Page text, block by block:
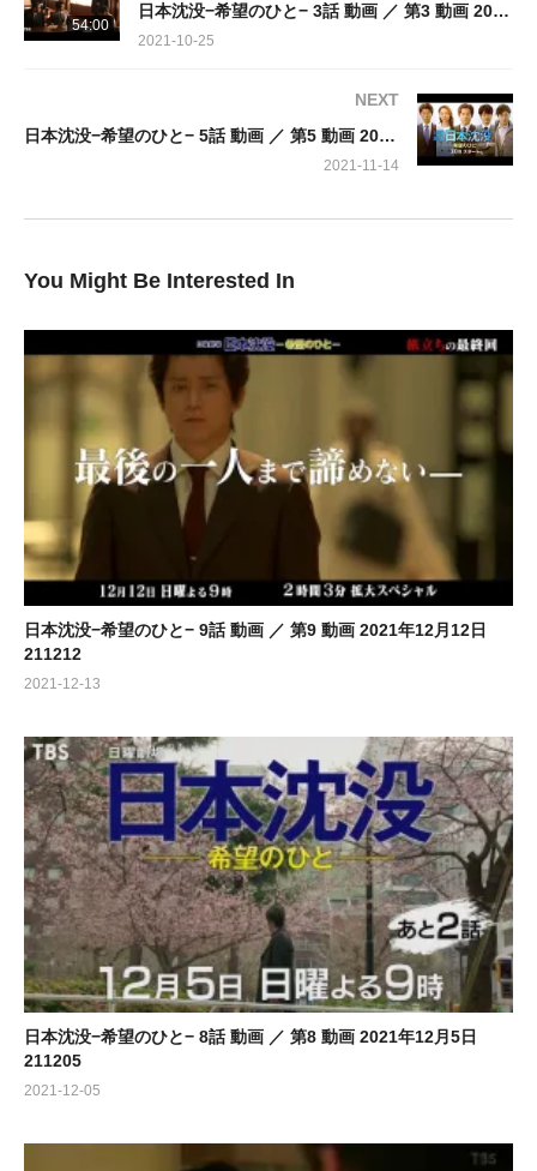
天海啓示・・・小栗旬
常盤紘一・・・松山ケンイチ
相原美鈴・・・中村アン
54:00
日本沈没−希望のひと− 3話 動画 ／ 第3 動画 2021年10月24日 211024
2021-10-25
NEXT
日本沈没−希望のひと− 5話 動画 ／ 第5 動画 2021年11月14日 211114
2021-11-14
You Might Be Interested In
日本沈没−希望のひと− 9話 動画 ／ 第9 動画 2021年12月12日
211212
2021-12-13
日本沈没−希望のひと− 8話 動画 ／ 第8 動画 2021年12月5日
211205
2021-12-05